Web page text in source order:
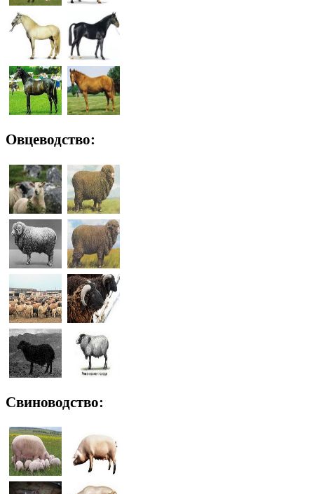
Овцеводство:
Свиноводство: